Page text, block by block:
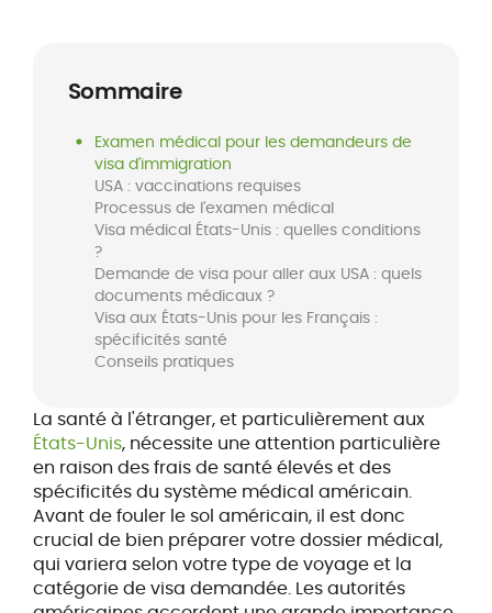
Sommaire
Examen médical pour les demandeurs de
visa d'immigration
USA : vaccinations requises
Processus de l'examen médical
Visa médical États-Unis : quelles conditions
?
Demande de visa pour aller aux USA : quels
documents médicaux ?
Visa aux États-Unis pour les Français :
spécificités santé
Conseils pratiques
La santé à l'étranger, et particulièrement aux
États-Unis, nécessite une attention particulière
en raison des frais de santé élevés et des
spécificités du système médical américain.
Avant de fouler le sol américain, il est donc
crucial de bien préparer votre dossier médical,
qui variera selon votre type de voyage et la
catégorie de visa demandée. Les autorités